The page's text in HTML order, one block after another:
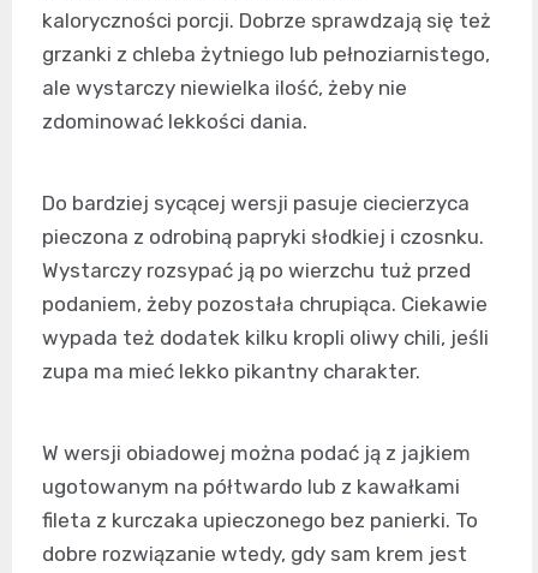
kaloryczności porcji. Dobrze sprawdzają się też
grzanki z chleba żytniego lub pełnoziarnistego,
ale wystarczy niewielka ilość, żeby nie
zdominować lekkości dania.
Do bardziej sycącej wersji pasuje ciecierzyca
pieczona z odrobiną papryki słodkiej i czosnku.
Wystarczy rozsypać ją po wierzchu tuż przed
podaniem, żeby pozostała chrupiąca. Ciekawie
wypada też dodatek kilku kropli oliwy chili, jeśli
zupa ma mieć lekko pikantny charakter.
W wersji obiadowej można podać ją z jajkiem
ugotowanym na półtwardo lub z kawałkami
fileta z kurczaka upieczonego bez panierki. To
dobre rozwiązanie wtedy, gdy sam krem jest